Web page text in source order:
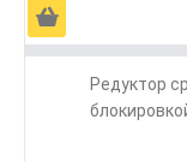
Ä
Редуктор